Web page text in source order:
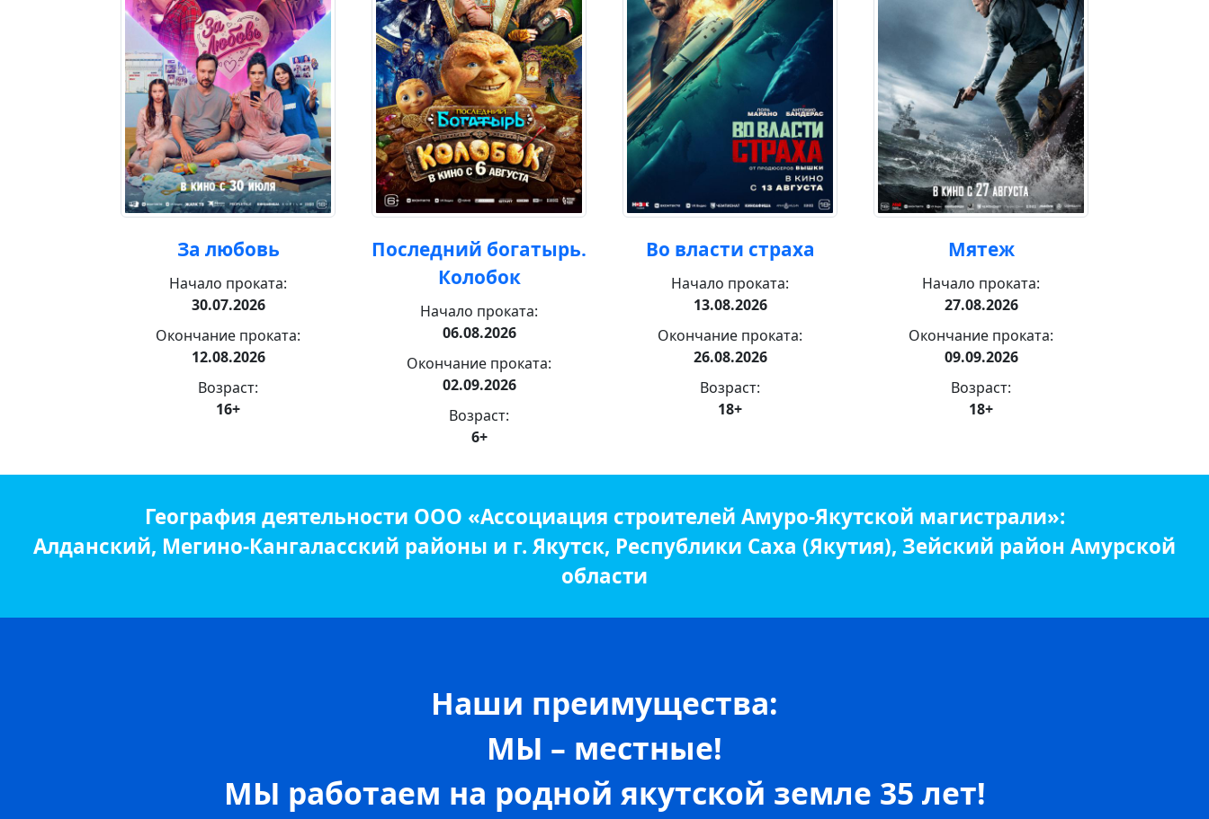
За любовь
Начало проката:
30.07.2026
Окончание проката:
12.08.2026
Возраст:
16+
Последний богатырь.
Колобок
Начало проката:
06.08.2026
Окончание проката:
02.09.2026
Возраст:
6+
Во власти страха
Начало проката:
13.08.2026
Окончание проката:
26.08.2026
Возраст:
18+
Мятеж
Начало проката:
27.08.2026
Окончание проката:
09.09.2026
Возраст:
18+
География деятельности ООО «Ассоциация строителей Амуро-Якутской магистрали»:
Алданский, Мегино-Кангаласский районы и г. Якутск, Республики Саха (Якутия), Зейский район Амурской
области
Наши преимущества:
МЫ – местные!
МЫ работаем на родной якутской земле 35 лет!